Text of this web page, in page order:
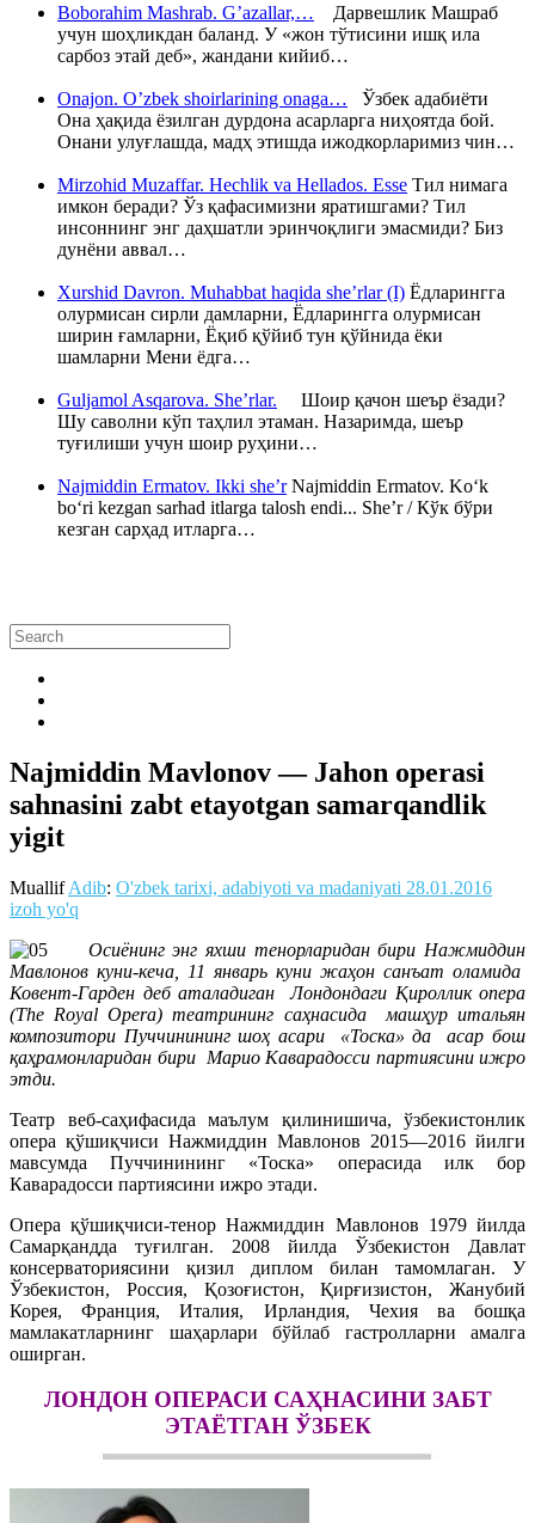
Boborahim Mashrab. G’azallar,… Дарвешлик Машраб
учун шоҳликдан баланд. У «жон тўтисини ишқ ила
сарбоз этай деб», жандани кийиб…
Onajon. O’zbek shoirlarining onaga… Ўзбек адабиёти
Она ҳақида ёзилган дурдона асарларга ниҳоятда бой.
Онани улуғлашда, мадҳ этишда ижодкорларимиз чин…
Mirzohid Muzaffar. Hechlik va Hellados. Esse Тил нимага
имкон беради? Ўз қафасимизни яратишгами? Тил
инсоннинг энг даҳшатли эринчоқлиги эмасмиди? Биз
дунёни аввал…
Xurshid Davron. Muhabbat haqida she’rlar (I) Ёдларингга
олурмисан сирли дамларни, Ёдларингга олурмисан
ширин ғамларни, Ёқиб қўйиб тун қўйнида ёки
шамларни Мени ёдга…
Guljamol Asqarova. She’rlar. Шоир қачон шеър ёзади?
Шу саволни кўп таҳлил этаман. Назаримда, шеър
туғилиши учун шоир руҳини…
Najmiddin Ermatov. Ikki she’rNajmiddin Ermatov. Ko‘k
bo‘ri kezgan sarhad itlarga talosh endi... She’r / Кўк бўри
кезган сарҳад итларга…
Najmiddin Mavlonov — Jahon operasi
sahnasini zabt etayotgan samarqandlik
yigit
MuallifAdib: O'zbek tarixi, adabiyoti va madaniyati 28.01.2016
izoh yo'q
Осиёнинг энг яхши тенорларидан бири Нажмиддин
Мавлонов куни-кеча, 11 январь куни жаҳон санъат оламида
Ковент-Гарден деб аталадиган Лондондаги Қироллик опера
(The Royal Opera) театрининг саҳнасида машҳур итальян
композитори Пуччинининг шоҳ асари «Тоска» да асар бош
қаҳрамонларидан бири Марио Каварадосси партиясини ижро
этди.
Театр веб-саҳифасида маълум қилинишича, ўзбекистонлик
опера қўшиқчиси Нажмиддин Мавлонов 2015—2016 йилги
мавсумда Пуччинининг «Тоска» операсида илк бор
Каварадосси партиясини ижро этади.
Опера қўшиқчиси-тенор Нажмиддин Мавлонов 1979 йилда
Самарқандда туғилган. 2008 йилда Ўзбекистон Давлат
консерваториясини қизил диплом билан тамомлаган. У
Ўзбекистон, Россия, Қозоғистон, Қирғизистон, Жанубий
Корея, Франция, Италия, Ирландия, Чехия ва бошқа
мамлакатларнинг шаҳарлари бўйлаб гастролларни амалга
оширган.
ЛОНДОН ОПЕРАСИ САҲНАСИНИ ЗАБТ
ЭТАЁТГАН ЎЗБЕК